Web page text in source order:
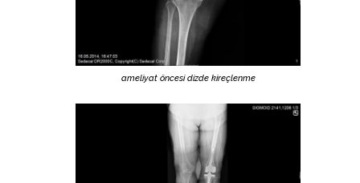
ameliyat öncesi dizde kireçlenme